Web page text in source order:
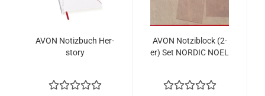
AVON No­tiz­buch Her­
sto­ry
AVON Not­zi­block (2-
er) Set NOR­DIC NOEL